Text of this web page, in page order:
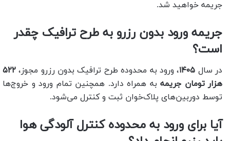
جریمه خواهید شد.
جریمه ورود بدون رزرو به طرح ترافیک چقدر
است؟
در سال ۱۴۰۵، ورود به محدوده طرح ترافیک بدون رزرو مجوز، ۵۲۲
هزار تومان جریمه به همراه دارد. همچنین تمام ورود و خروج‌ها
توسط دوربین‌های پلاک‌خوان ثبت و کنترل می‌شود.
آیا برای ورود به محدوده کنترل آلودگی هوا